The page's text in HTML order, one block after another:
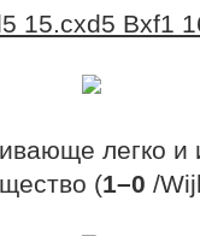
15.cxd5 Bxf1
легко и
(1–0 /